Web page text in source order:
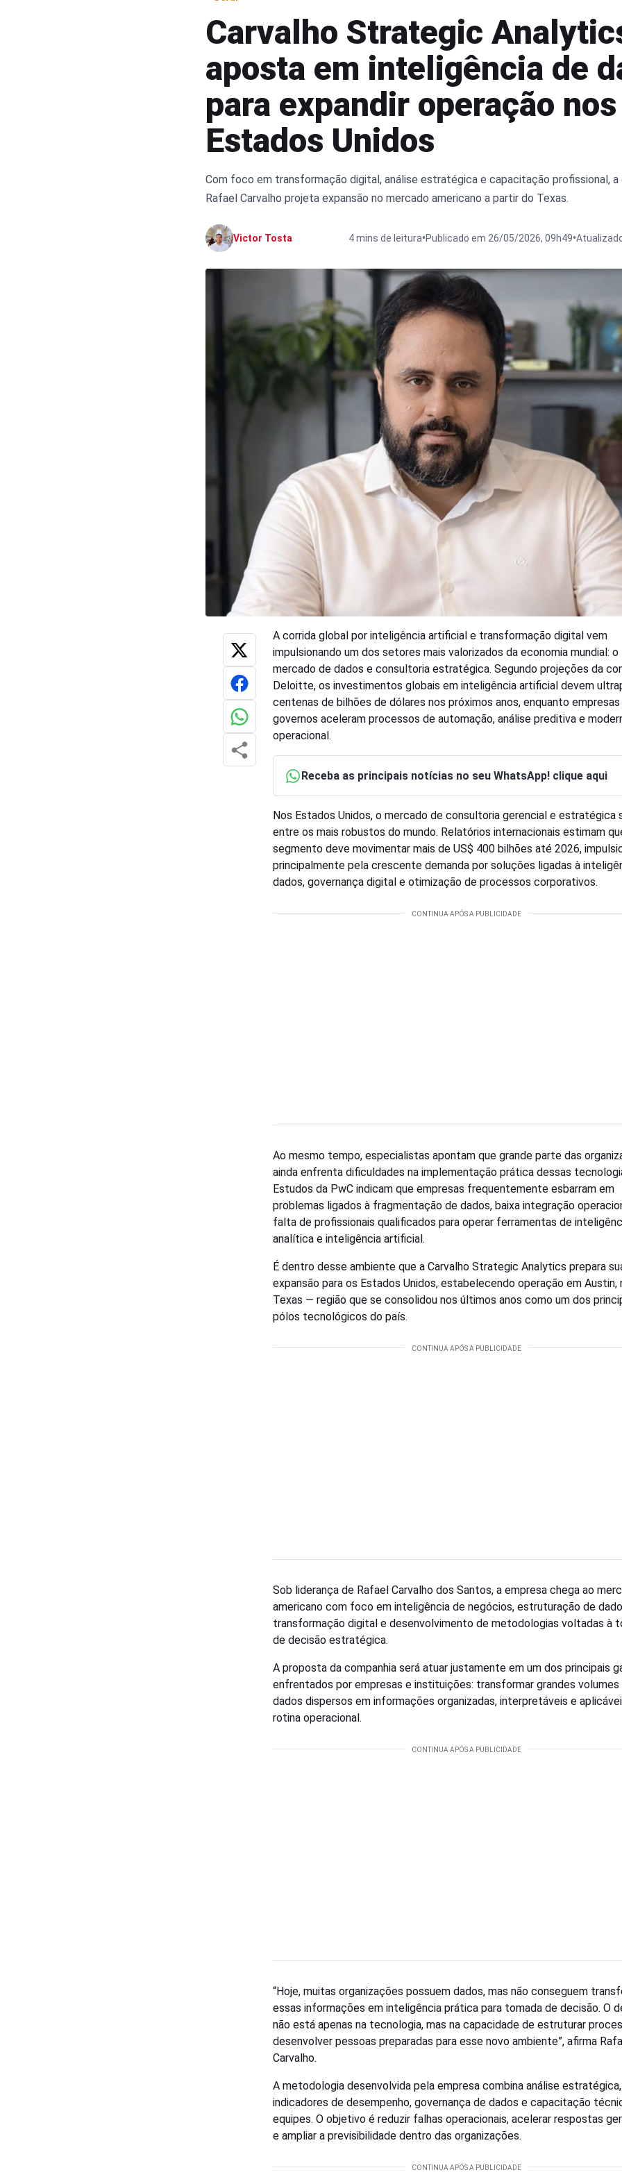
Carvalho Strategic
aposta em inteligência de
para expandir operação nos
Estados Unidos
Com foco em transformação digital, análise estratégica e capacitação profissional, a
Rafael Carvalho projeta expansão no mercado americano a partir do Texas.
Victor Tosta 4 mins de leitura•Publicado em 26/05/2026, 09h49•
A corrida global por inteligência artificial e transformação digital vem
impulsionando um dos setores mais valorizados da economia mundial: o
mercado de dados e consultoria estratégica. Segundo projeções da
Deloitte, os investimentos globais em inteligência artificial devem
centenas de bilhões de dólares nos próximos anos, enquanto
governos aceleram processos de automação, análise preditiva e
operacional.
Receba as principais notícias no seu WhatsApp! clique aqui
Nos Estados Unidos, o mercado de consultoria gerencial e estratégica
entre os mais robustos do mundo. Relatórios internacionais estimam
segmento deve movimentar mais de US$ 400 bilhões até 2026,
principalmente pela crescente demanda por soluções ligadas à
dados, governança digital e otimização de processos corporativos.
Ao mesmo tempo, especialistas apontam que grande parte das
ainda enfrenta dificuldades na implementação prática dessas
Estudos da PwC indicam que empresas frequentemente esbarram em
problemas ligados à fragmentação de dados, baixa integração
falta de profissionais qualificados para operar ferramentas de
analítica e inteligência artificial.
É dentro desse ambiente que a Carvalho Strategic Analytics prepara
expansão para os Estados Unidos, estabelecendo operação em Austin,
Texas — região que se consolidou nos últimos anos como um dos
pólos tecnológicos do país.
Sob liderança de Rafael Carvalho dos Santos, a empresa chega ao
americano com foco em inteligência de negócios, estruturação de
transformação digital e desenvolvimento de metodologias voltadas à
de decisão estratégica.
A proposta da companhia será atuar justamente em um dos principais
enfrentados por empresas e instituições: transformar grandes volumes
dados dispersos em informações organizadas, interpretáveis e
rotina operacional.
“Hoje, muitas organizações possuem dados, mas não conseguem
essas informações em inteligência prática para tomada de decisão. O
não está apenas na tecnologia, mas na capacidade de estruturar
desenvolver pessoas preparadas para esse novo ambiente”, afirma
Carvalho.
A metodologia desenvolvida pela empresa combina análise estratégica,
indicadores de desempenho, governança de dados e capacitação
equipes. O objetivo é reduzir falhas operacionais, acelerar respostas
e ampliar a previsibilidade dentro das organizações.